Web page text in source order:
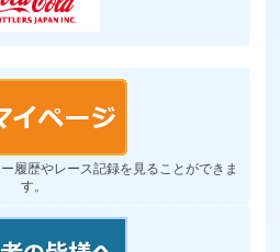
履歴やレース記録を見ることができま
す。